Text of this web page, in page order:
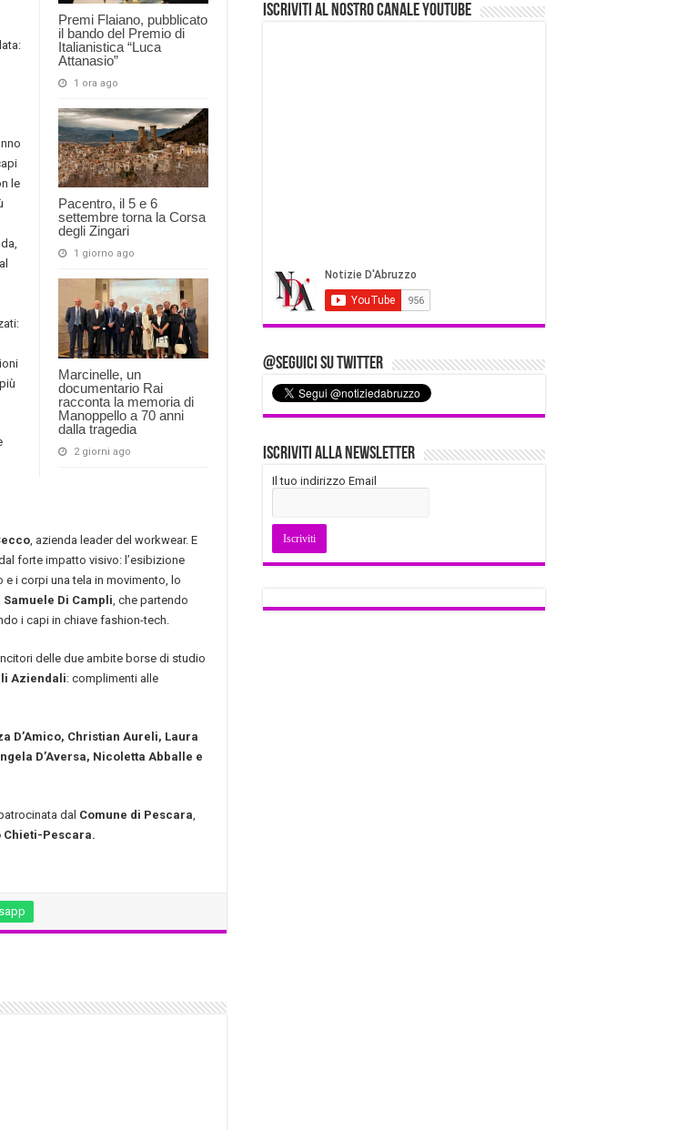
Premi Flaiano, pubblicato
il bando del Premio di
Italianistica “Luca
Attanasio”
1 ora ago
Pacentro, il 5 e 6
settembre torna la Corsa
degli Zingari
1 giorno ago
Marcinelle, un
documentario Rai
racconta la memoria di
Manoppello a 70 anni
dalla tragedia
2 giorni ago
le
, azienda leader del workwear. E
forte impatto visivo: l’esibizione
e i corpi una tela in movimento, lo
Samuele Di Campli , che partendo
i capi in chiave fashion-tech.
delle due ambite borse di studio
Aziendali: complimenti alle
D’Amico, Christian Aureli, Laura
D’Aversa, Nicoletta Abballe e
dal Comune di Pescara
Chieti-Pescara.
Iscriviti al nostro Canale Youtube
@Seguici su Twitter
Iscriviti alla Newsletter
Il tuo indirizzo Email